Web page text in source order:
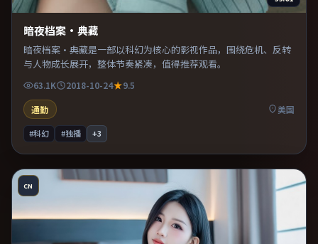
暗夜档案·典藏
暗夜档案·典藏是一部以科幻为核心的影视作品，围绕危机、反转
与人物成长展开，整体节奏紧凑，值得推荐观看。
63.1K 2018-10-24
9.5
通勤
美国
#科幻 #独播 +3
CN